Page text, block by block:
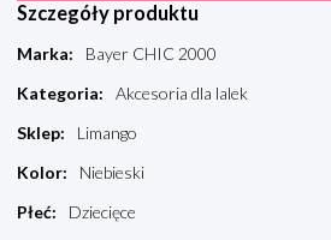
Szczegóły produktu
Marka:
Bayer CHIC 2000
Kategoria:
Akcesoria dla lalek
Sklep:
Limango
Kolor:
Niebieski
Płeć:
Dziecięce